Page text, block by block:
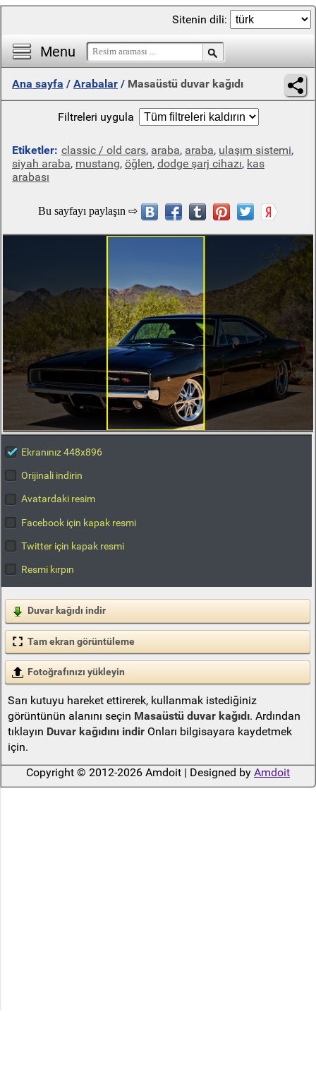
Menu
Sitenin dili:
Ana sayfa / Arabalar / Masaüstü duvar kağıdı
Filtreleri uygula
Etiketler: classic / old cars, araba, araba, ulaşım sistemi,
siyah araba, mustang, öğlen, dodge şarj cihazı, kas
arabası
Ekranınız 448x896
Orijinali indirin
Avatardaki resim
Facebook için kapak resmi
Twitter için kapak resmi
Resmi kırpın
Duvar kağıdı indir
Tam ekran görüntüleme
Fotoğrafınızı yükleyin
Sarı kutuyu hareket ettirerek, kullanmak istediğiniz
görüntünün alanını seçin Masaüstü duvar kağıdı. Ardından
tıklayın Duvar kağıdını indirOnları bilgisayara kaydetmek
için.
Copyright © 2012-2026 Amdoit | Designed by Amdoit